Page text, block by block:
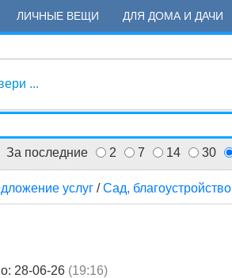
ЛИЧНЫЕ ВЕЩИ ДЛЯ ДОМА И ДАЧИ
...
За последние 2 7 14 30
услуг /Сад, благоустройство
28-06-26 (19:16)